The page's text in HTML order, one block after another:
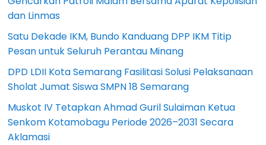
dan Linmas
Satu Dekade IKM, Bundo Kanduang DPP IKM Titip
Pesan untuk Seluruh Perantau Minang
DPD LDII Kota Semarang Fasilitasi Solusi Pelaksanaan
Sholat Jumat Siswa SMPN 18 Semarang
Muskot IV Tetapkan Ahmad Guril Sulaiman Ketua
Senkom Kotamobagu Periode 2026–2031 Secara
Aklamasi